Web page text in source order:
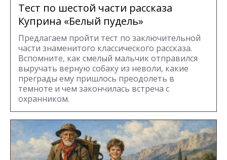
Тест по шестой части рассказа
Куприна «Белый пудель»
Предлагаем пройти тест по заключительной
части знаменитого классического рассказа.
Вспомните, как смелый мальчик отправился
выручать верную собаку из неволи, какие
преграды ему пришлось преодолеть в
темноте и чем закончилась встреча с
охранником.